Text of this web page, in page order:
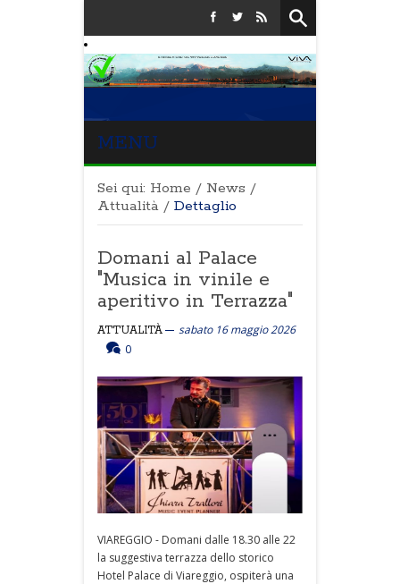
MENU
Sei qui: Home / News /
Attualità / Dettaglio
Domani al Palace
"Musica in vinile e
aperitivo in Terrazza"
ATTUALITÀ
sabato 16 maggio 2026
0
VIAREGGIO - Domani dalle 18.30 alle 22
la suggestiva terrazza dello storico
Hotel Palace di Viareggio, ospiterà una